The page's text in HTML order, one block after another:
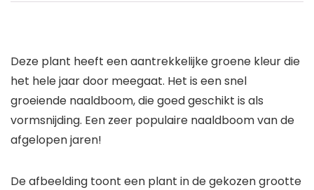
Deze plant heeft een aantrekkelijke groene kleur die
het hele jaar door meegaat. Het is een snel
groeiende naaldboom, die goed geschikt is als
vormsnijding. Een zeer populaire naaldboom van de
afgelopen jaren!
De afbeelding toont een plant in de gekozen grootte